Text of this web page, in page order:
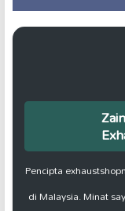
Pencipta
di Malaysia. Minat